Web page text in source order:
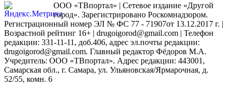
ООО «ТВпортал» | Сетевое издание «Другой
город». Зарегистрировано Роскомнадзором.
Регистрационный номер ЭЛ № ФС 77 - 71907от 13.12.2017 г. |
Возрастной рейтинг 16+ | drugoigorod@gmail.com | Телефон
редакции: 331-11-11, доб.406, адрес эл.почты редакции:
drugoigorod@gmail.com. Главный редактор Фёдоров М.А.
Учредитель: ООО «ТВпортал». Адрес редакции: 443001,
Самарская обл., г. Самара, ул. Ульяновская/Ярмарочная, д.
52/55, комн. 6